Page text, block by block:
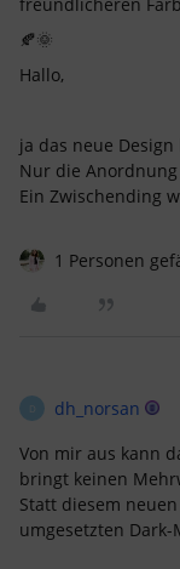
🍂🌞
Hallo,
ja das neue
Nur die
Ein Zwischending
1 Personen
dh_norsan
Von mir aus kann
bringt keinen
Statt diesem
umgesetzten